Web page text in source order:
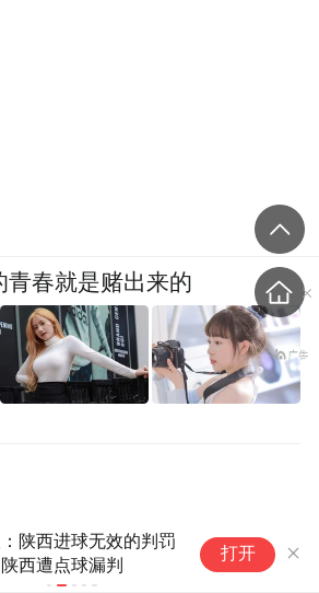
高技术难度浮式风电
打开
青春就是赌出来的